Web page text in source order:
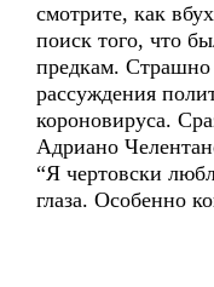
смотрите, как
поиск того, что
предкам. Страшно
рассуждения
короновируса.
Адриано
“Я чертовски
глаза. Особенно